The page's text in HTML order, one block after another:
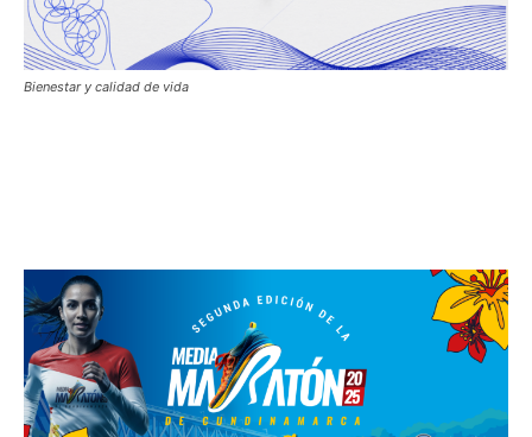
Bienestar y calidad de vida